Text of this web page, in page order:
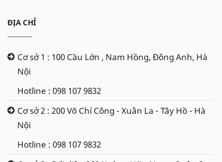
ĐỊA CHỈ
Cơ sở 1 : 100 Cầu Lớn , Nam Hồng, Đông Anh, Hà
Nội
Hotline : 098 107 9832
Cơ sở 2 : 200 Võ Chí Công - Xuân La - Tây Hồ - Hà
Nội
Hotline : 098 107 9832